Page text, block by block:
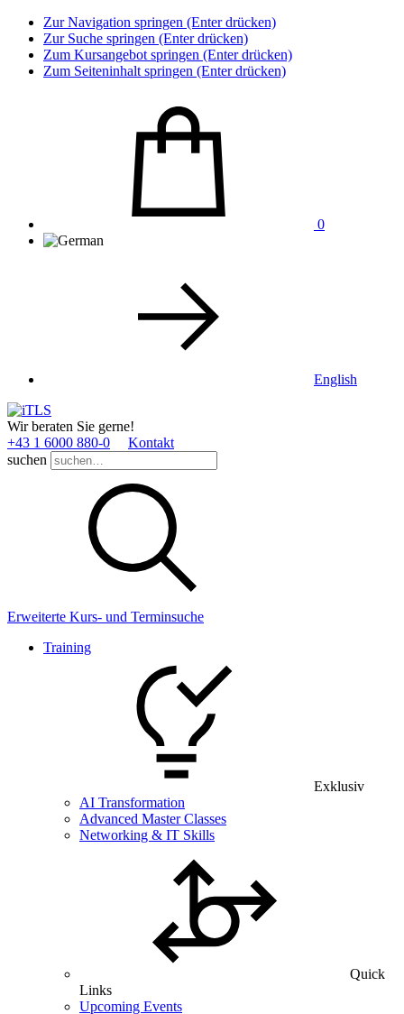
Zur Navigation springen (Enter drücken)
Zur Suche springen (Enter drücken)
Zum Kursangebot springen (Enter drücken)
Zum Seiteninhalt springen (Enter drücken)
0
English
Wir beraten Sie gerne!
+43 1 6000 880­-0
Kontakt
suchen
Erweiterte Kurs- und Terminsuche
Training
Exklusiv
AI Transformation
Advanced Master Classes
Networking & IT Skills
Quick
Links
Upcoming Events